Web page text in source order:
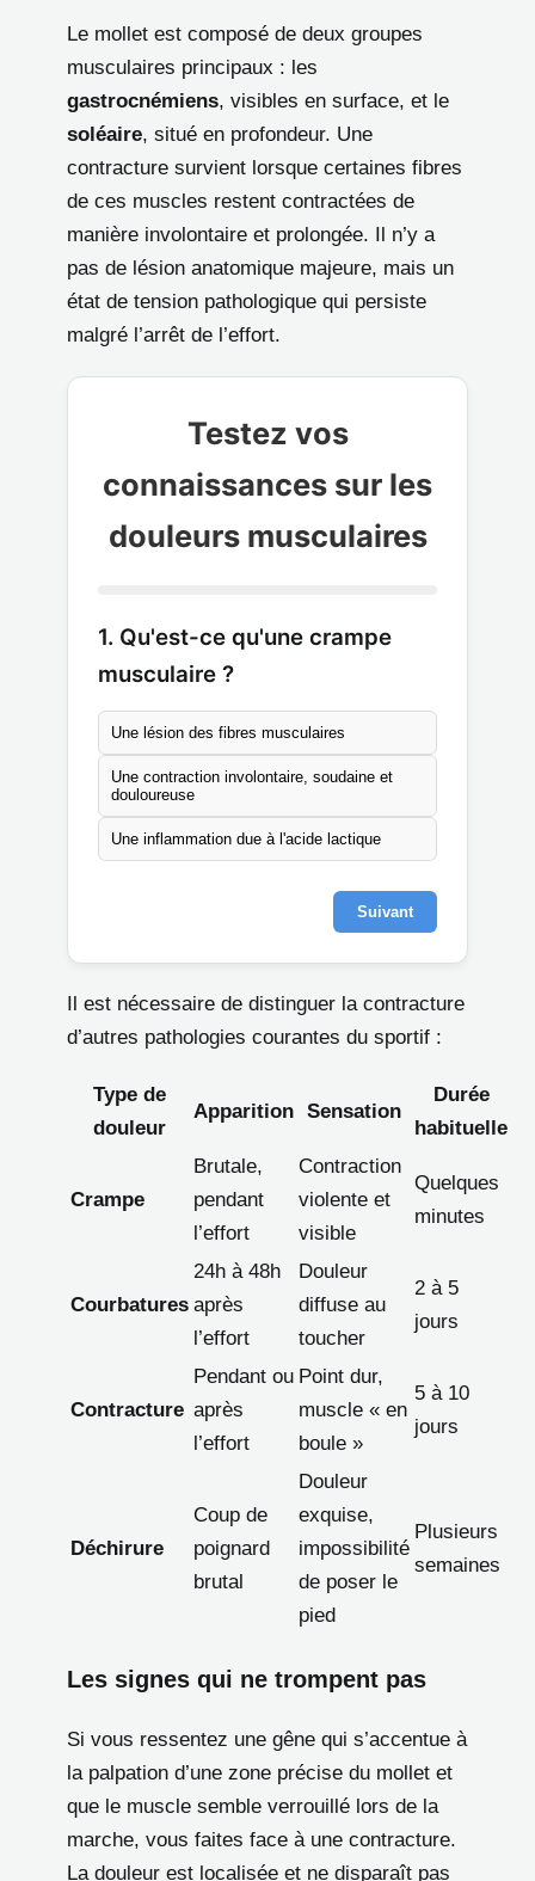
Le mollet est composé de deux groupes
musculaires principaux : les
gastrocnémiens, visibles en surface, et le
soléaire, situé en profondeur. Une
contracture survient lorsque certaines fibres
de ces muscles restent contractées de
manière involontaire et prolongée. Il n’y a
pas de lésion anatomique majeure, mais un
état de tension pathologique qui persiste
malgré l’arrêt de l’effort.
Testez vos
connaissances sur les
douleurs musculaires
1. Qu'est-ce qu'une crampe
musculaire ?
Une lésion des fibres musculaires
Une contraction involontaire, soudaine et
douloureuse
Une inflammation due à l'acide lactique
Suivant
Il est nécessaire de distinguer la contracture
d’autres pathologies courantes du sportif :
Type de
douleur
Apparition Sensation
Durée
habituelle
Crampe
Brutale,
pendant
l’effort
Contraction
violente et
visible
Quelques
minutes
Courbatures
24h à 48h
après
l’effort
Douleur
diffuse au
toucher
2 à 5
jours
Contracture
Pendant ou
après
l’effort
Point dur,
muscle « en
boule »
5 à 10
jours
Déchirure
Coup de
poignard
brutal
Douleur
exquise,
impossibilité
de poser le
pied
Plusieurs
semaines
Les signes qui ne trompent pas
Si vous ressentez une gêne qui s’accentue à
la palpation d’une zone précise du mollet et
que le muscle semble verrouillé lors de la
marche, vous faites face à une contracture.
La douleur est localisée et ne disparaît pas